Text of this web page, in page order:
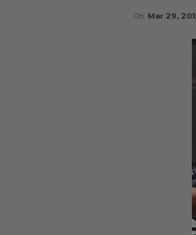
On Mar 29,